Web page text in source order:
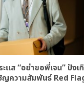
แส “อย่าขอพี่เจน” ปัง
ชิญความสัมพันธ์ Red